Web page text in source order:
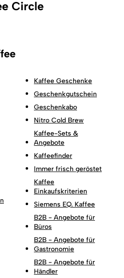
Circle
Kaffee Geschenke
Geschenkgutschein
Geschenkabo
Nitro Cold Brew
Kaffee-Sets &
Angebote
Kaffeefinder
Immer frisch geröstet
Kaffee
Einkaufskriterien
Siemens EQ. Kaffee
B2B - Angebote für
Büros
B2B - Angebote für
Gastronomie
B2B - Angebote für
Händler